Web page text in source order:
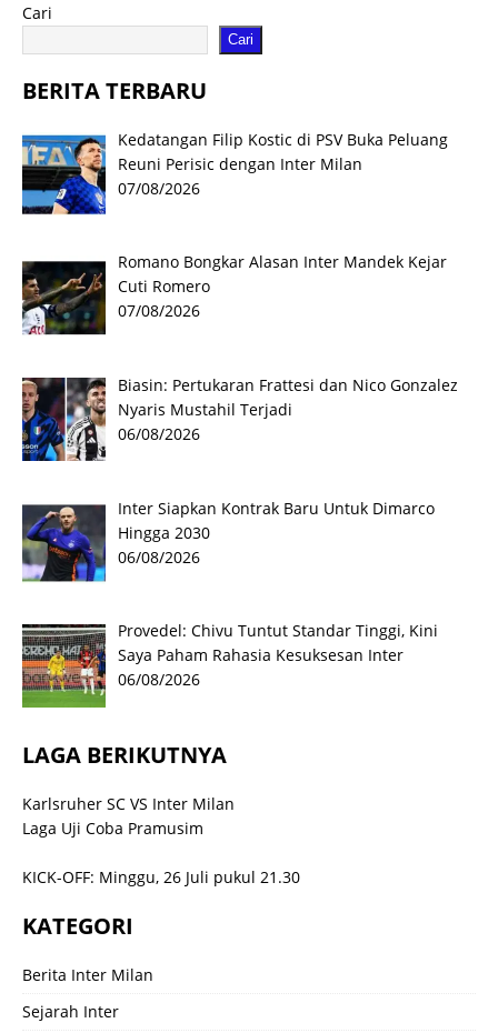
Cari
Cari
BERITA TERBARU
Kedatangan Filip Kostic di PSV Buka Peluang
Reuni Perisic dengan Inter Milan
07/08/2026
Romano Bongkar Alasan Inter Mandek Kejar
Cuti Romero
07/08/2026
Biasin: Pertukaran Frattesi dan Nico Gonzalez
Nyaris Mustahil Terjadi
06/08/2026
Inter Siapkan Kontrak Baru Untuk Dimarco
Hingga 2030
06/08/2026
Provedel: Chivu Tuntut Standar Tinggi, Kini
Saya Paham Rahasia Kesuksesan Inter
06/08/2026
LAGA BERIKUTNYA
Karlsruher SC VS Inter Milan
Laga Uji Coba Pramusim
KICK-OFF: Minggu, 26 Juli pukul 21.30
KATEGORI
Berita Inter Milan
Sejarah Inter